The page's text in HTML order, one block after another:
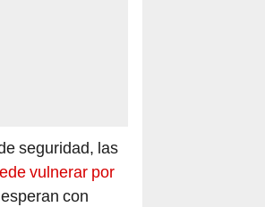
seguridad, las
vulnerar por
con